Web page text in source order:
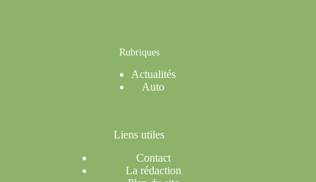
Rubriques
Actualités
Auto
Liens utiles
Contact
La rédaction